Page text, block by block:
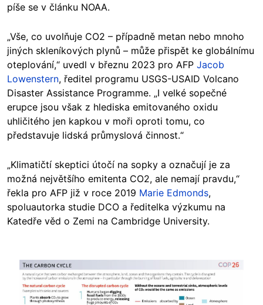
píše se v článku NOAA.
„Vše, co uvolňuje CO2 – případně metan nebo mnoho
jiných skleníkových plynů – může přispět ke globálnímu
oteplování,“ uvedl v březnu 2023 pro AFP Jacob
Lowenstern, ředitel programu USGS-USAID Volcano
Disaster Assistance Programme. „I velké sopečné
erupce jsou však z hlediska emitovaného oxidu
uhličitého jen kapkou v moři oproti tomu, co
představuje lidská průmyslová činnost.“
„Klimatičtí skeptici útočí na sopky a označují je za
možná největšího emitenta CO2, ale nemají pravdu,“
řekla pro AFP již v roce 2019 Marie Edmonds,
spoluautorka studie DCO a ředitelka výzkumu na
Katedře věd o Zemi na Cambridge University.
Image